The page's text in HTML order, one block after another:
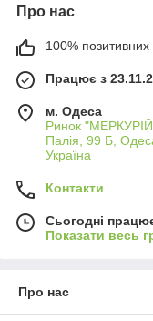
Про нас
100% позитивних
Працює з
м. Одеса
Ринок
Палія, 99 Б,
Україна
Контакти
Сьогодні
Показати весь
Про нас